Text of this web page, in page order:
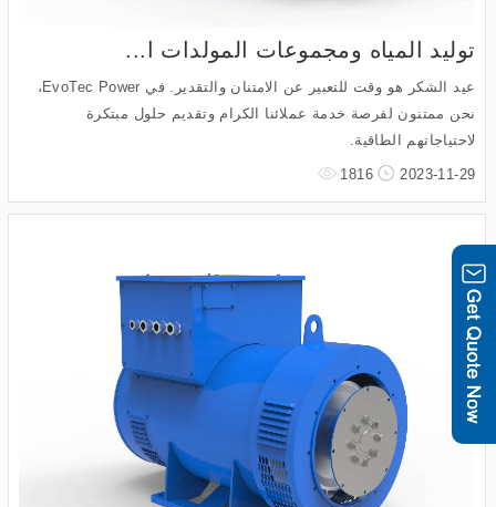
توليد المياه ومجموعات المولدات ا...
عيد الشكر هو وقت للتعبير عن الامتنان والتقدير. في EvoTec Power،
نحن ممتنون لفرصة خدمة عملائنا الكرام وتقديم حلول مبتكرة
لاحتياجاتهم الطاقية.
2023-11-29
1816